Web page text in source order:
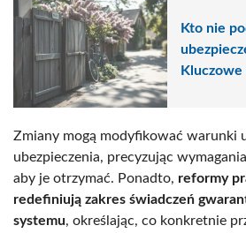
Kto nie
Kluczowe
Zmiany mogą modyfikować warunki
ubezpieczenia, precyzując
aby je otrzymać. Ponadto, reformy
redefiniują zakres świadczeń
systemu, określając, co konkretnie